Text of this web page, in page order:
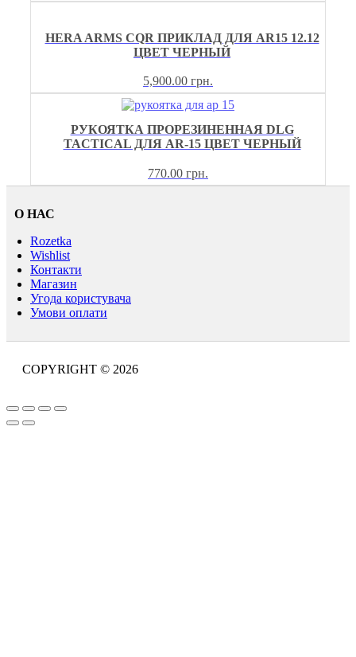
HERA ARMS CQR ПРИКЛАД ДЛЯ AR15 12.12
ЦВЕТ ЧЕРНЫЙ
5,900.00 грн.
РУКОЯТКА ПРОРЕЗИНЕННАЯ DLG
TACTICAL ДЛЯ AR-15 ЦВЕТ ЧЕРНЫЙ
770.00 грн.
О НАС
Rozetka
Wishlist
Контакти
Магазин
Угода користувача
Умови оплати
COPYRIGHT © 2026